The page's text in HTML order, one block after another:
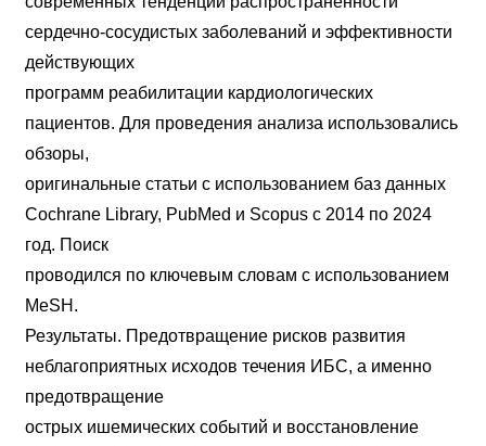
сердечно-сосудистых заболеваний и эффективности
действующих
программ реабилитации кардиологических
пациентов. Для проведения анализа использовались
обзоры,
оригинальные статьи с использованием баз данных
Cochrane Library, PubMed и Scopus с 2014 по 2024
год. Поиск
проводился по ключевым словам с использованием
MeSH.
Результаты. Предотвращение рисков развития
неблагоприятных исходов течения ИБС, а именно
предотвращение
острых ишемических событий и восстановление